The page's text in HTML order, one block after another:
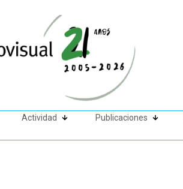
Actividad Publicaciones